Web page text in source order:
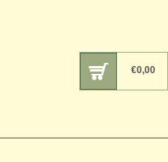
€0,00